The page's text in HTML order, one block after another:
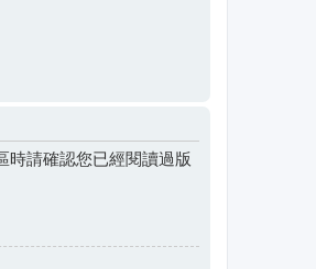
時請確認您已經閱讀過版